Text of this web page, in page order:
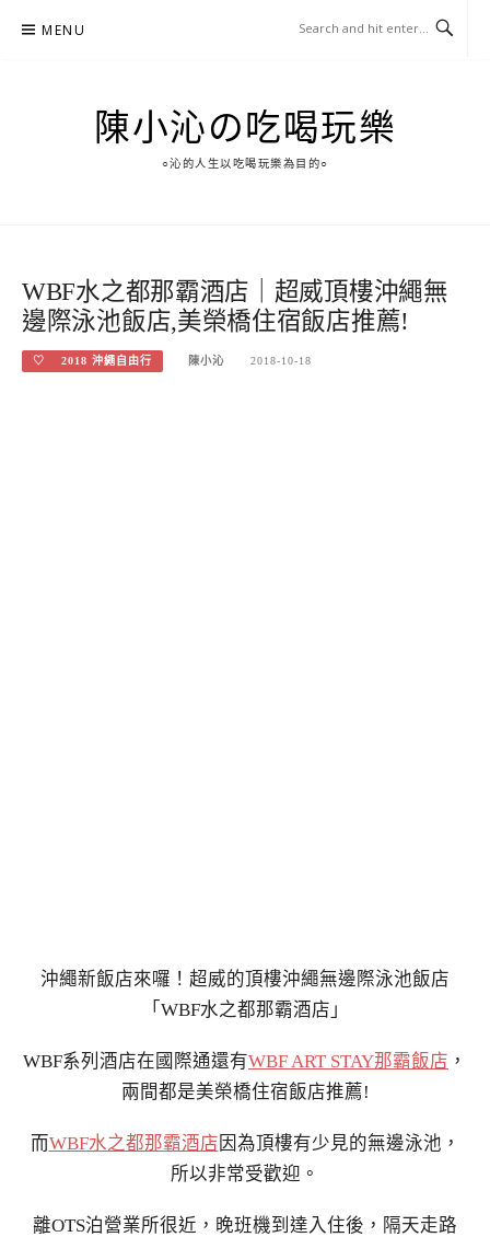
MENU
陳小沁の吃喝玩樂
○沁的人生以吃喝玩樂為目的○
WBF水之都那霸酒店｜超威頂樓沖繩無
邊際泳池飯店,美榮橋住宿飯店推薦!
♡ 2018 沖繩自由行 陳小沁 2018-10-18
沖繩新飯店來囉！超威的頂樓沖繩無邊際泳池飯店
「WBF水之都那霸酒店」
WBF系列酒店在國際通還有WBF ART STAY那霸飯店 ，
兩間都是美榮橋住宿飯店推薦!
而WBF水之都那霸酒店 因為頂樓有少見的無邊泳池，
所以非常受歡迎。
離OTS泊營業所很近，晚班機到達入住後，隔天走路